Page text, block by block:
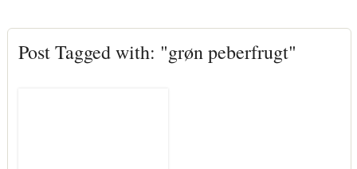
Post Tagged with: "grøn peberfrugt"